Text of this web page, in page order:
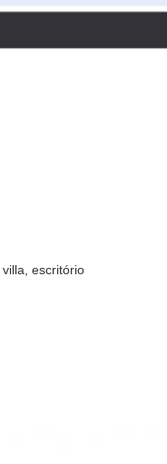
escritório